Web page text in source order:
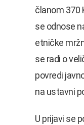
članom 370
se odnose
etničke
se radi o
povredi
na ustavni
U prijavi se